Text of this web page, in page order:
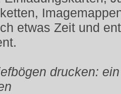
etwas Zeit und
drucken: